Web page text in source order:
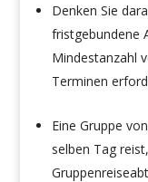
Denken Sie
fristgebundene
Mindestanzahl
Terminen
Eine Gruppe
selben Tag